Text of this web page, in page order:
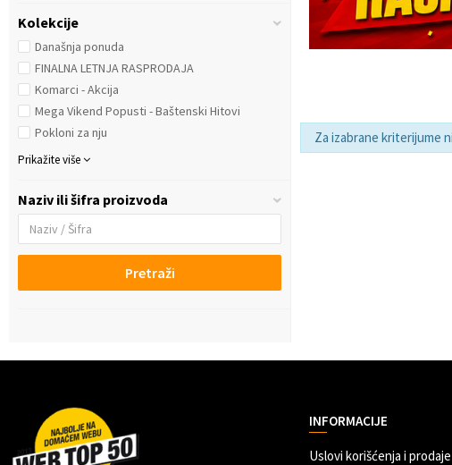
Kolekcije
Današnja ponuda
FINALNA LETNJA RASPRODAJA
Komarci - Akcija
Mega Vikend Popusti - Baštenski Hitovi
Pokloni za nju
Prikažite više
Naziv ili šifra proizvoda
Pretraži
Za izabrane kriterijume
INFORMACIJE
Uslovi korišćenja i prodaje